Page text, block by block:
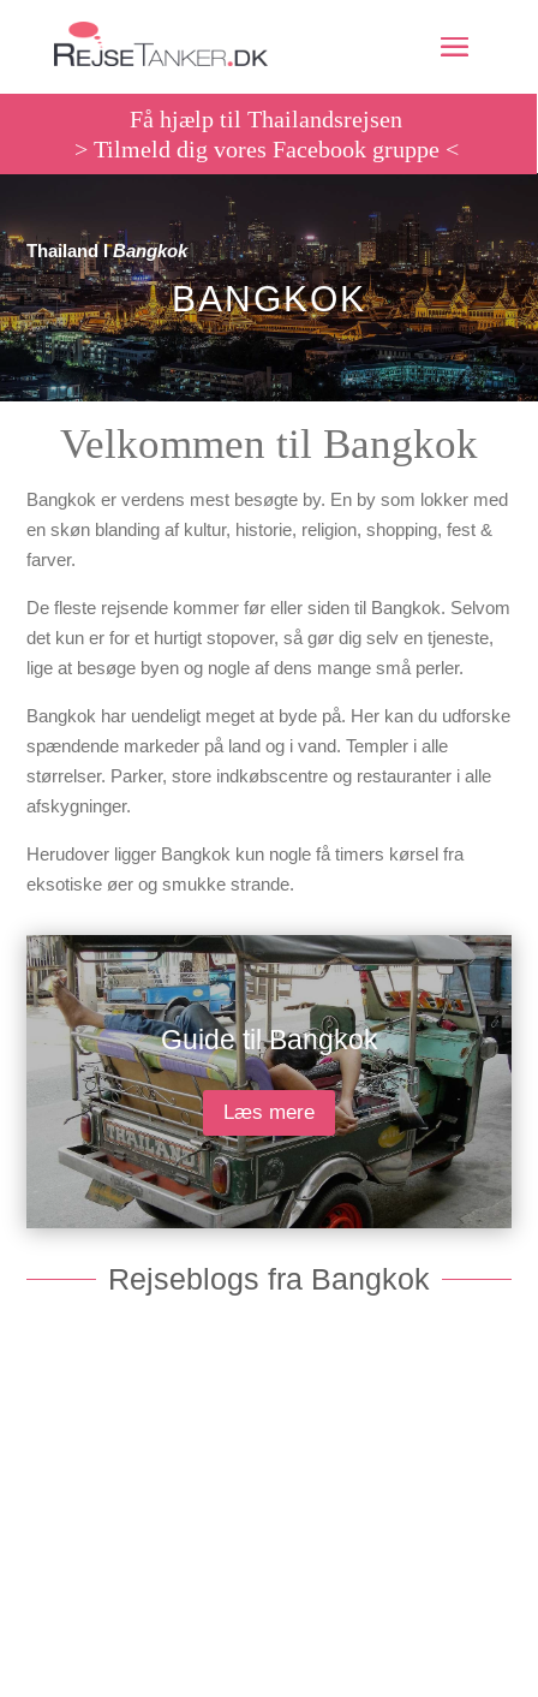
Få hjælp til Thailandsrejsen
> Tilmeld dig vores Facebook gruppe <
Thailand ΙBangkok
BANGKOK
Velkommen til Bangkok
Bangkok er verdens mest besøgte by. En by som lokker med
en skøn blanding af kultur, historie, religion, shopping, fest &
farver.
De fleste rejsende kommer før eller siden til Bangkok. Selvom
det kun er for et hurtigt stopover, så gør dig selv en tjeneste,
lige at besøge byen og nogle af dens mange små perler.
Bangkok har uendeligt meget at byde på. Her kan du udforske
spændende markeder på land og i vand. Templer i alle
størrelser. Parker, store indkøbscentre og restauranter i alle
afskygninger.
Herudover ligger Bangkok kun nogle få timers kørsel fra
eksotiske øer og smukke strande.
Guide til Bangkok
Læs mere
Rejseblogs fra Bangkok